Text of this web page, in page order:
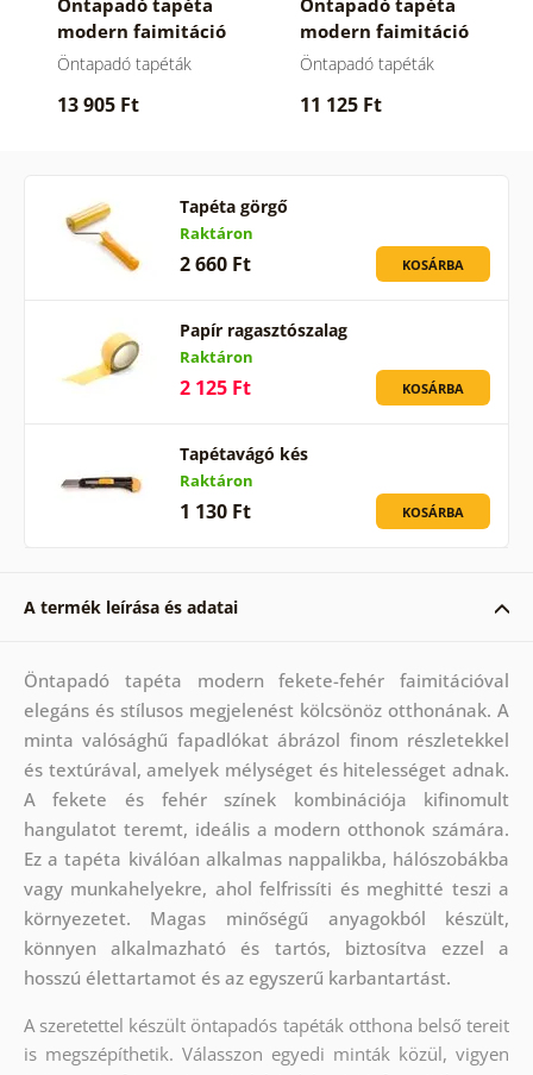
modern faimitáció
feketefehérben
Öntapadó tapéták
13 905 Ft
modern faimitáció
Öntapadó tapéták
11 125 Ft
Tapéta görgő
Raktáron
2 660 Ft KOSÁRBA
Papír ragasztószalag
Raktáron
2 125 Ft KOSÁRBA
Tapétavágó kés
Raktáron
1 130 Ft KOSÁRBA
A termék leírása és adatai
Öntapadó tapéta modern fekete-fehér faimitációval
elegáns és stílusos megjelenést kölcsönöz otthonának. A
minta valósághű fapadlókat ábrázol finom részletekkel
és textúrával, amelyek mélységet és hitelességet adnak.
A fekete és fehér színek kombinációja kifinomult
hangulatot teremt, ideális a modern otthonok számára.
Ez a tapéta kiválóan alkalmas nappalikba, hálószobákba
vagy munkahelyekre, ahol felfrissíti és meghitté teszi a
környezetet. Magas minőségű anyagokból készült,
könnyen alkalmazható és tartós, biztosítva ezzel a
hosszú élettartamot és az egyszerű karbantartást.
A szeretettel készült öntapadós tapéták otthona belső tereit
is megszépíthetik. Válasszon egyedi minták közül, vigyen